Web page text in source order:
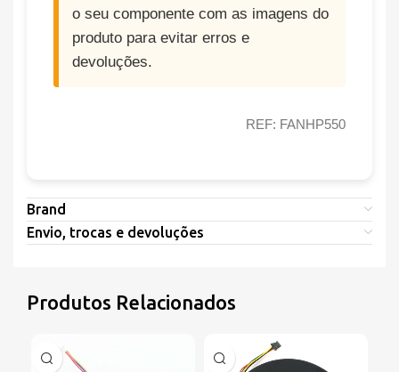
o seu componente com as imagens do
produto para evitar erros e
devoluções.
REF: FANHP550
Brand
Envio, trocas e devoluções
Produtos Relacionados